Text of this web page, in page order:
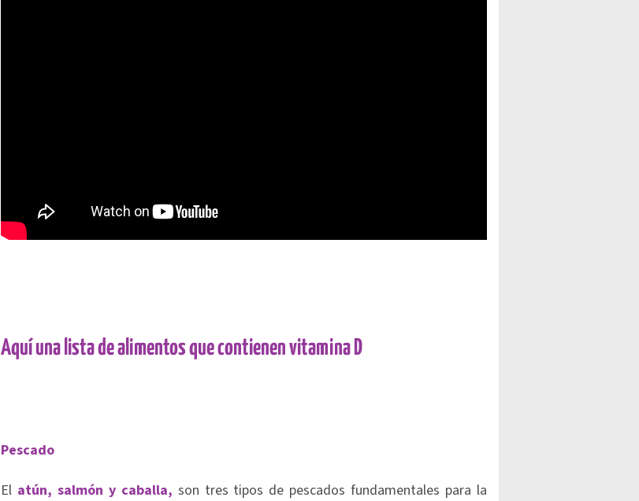
Aquí una lista de alimentos que contienen vitamina D
Pescado
El atún, salmón y caballa, son tres tipos de pescados fundamentales para la